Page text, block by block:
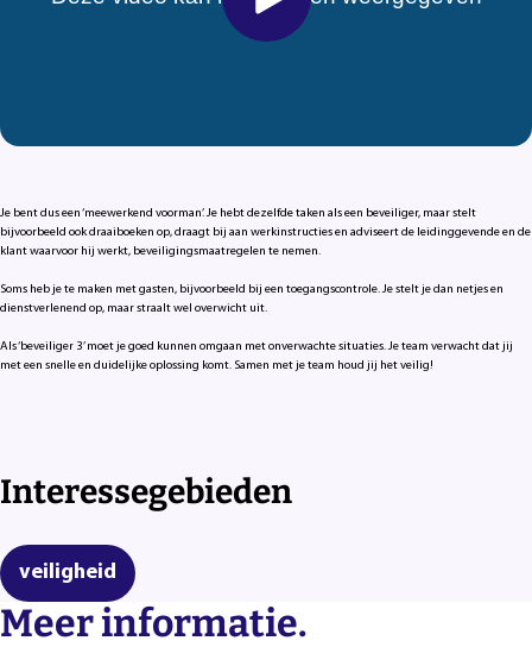
Je bent dus een ‘meewerkend voorman’. Je hebt dezelfde taken als een beveiliger, maar stelt
bijvoorbeeld ook draaiboeken op, draagt bij aan werkinstructies en adviseert de leidinggevende en de
klant waarvoor hij werkt, beveiligingsmaatregelen te nemen.
Soms heb je te maken met gasten, bijvoorbeeld bij een toegangscontrole. Je stelt je dan netjes en
dienstverlenend op, maar straalt wel overwicht uit.
Als ‘beveiliger 3’ moet je goed kunnen omgaan met onverwachte situaties. Je team verwacht dat jij
met een snelle en duidelijke oplossing komt. Samen met je team houd jij het veilig!
Interessegebieden
veiligheid
Meer informatie.